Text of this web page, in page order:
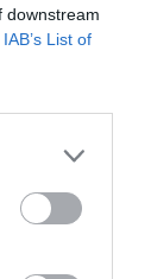
downstream
IAB’s List of
се крият